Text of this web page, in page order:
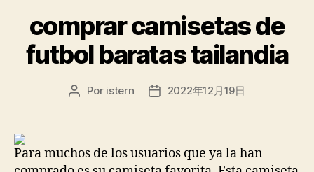
comprar camisetas de
futbol baratas tailandia
Autor
Por istern
Fecha2022年12月19日
Para muchos de los usuarios que ya la han